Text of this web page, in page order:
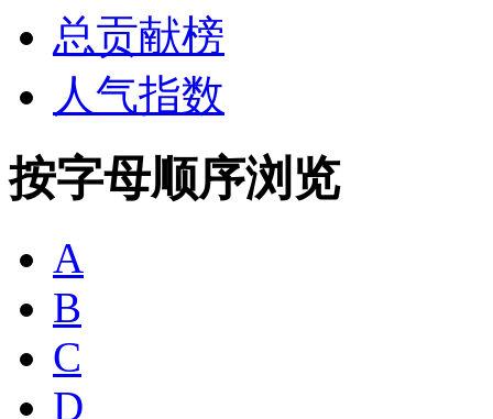
总贡献榜
人气指数
按字母顺序浏览
A
B
C
D